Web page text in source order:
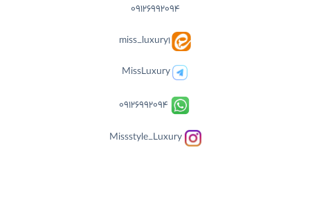
09126992094
miss_luxury1
MissLuxury
09126992094
Missstyle_Luxury